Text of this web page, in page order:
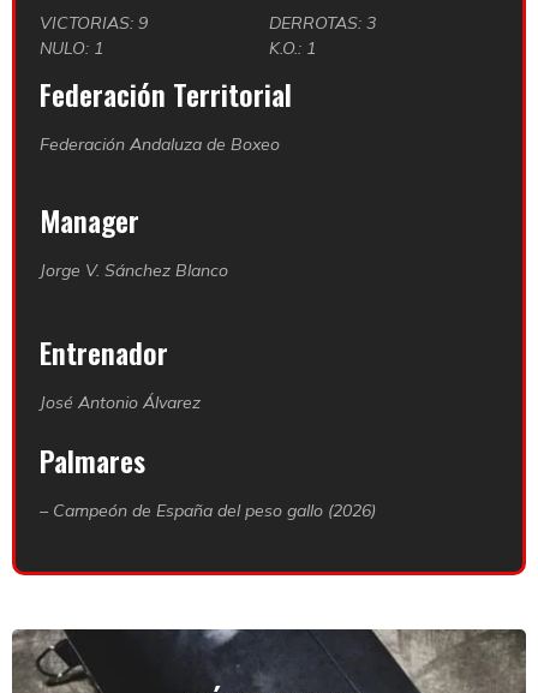
VICTORIAS: 9
DERROTAS: 3
NULO: 1
K.O.: 1
Federación Territorial
Federación Andaluza de Boxeo
Manager
Jorge V. Sánchez Blanco
Entrenador
José Antonio Álvarez
Palmares
– Campeón de España del peso gallo (2026)